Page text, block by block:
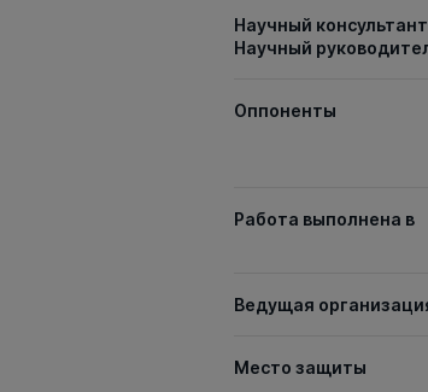
Научный
Научный
Оппоненты
Работа выполнена в
Ведущая
Место защиты